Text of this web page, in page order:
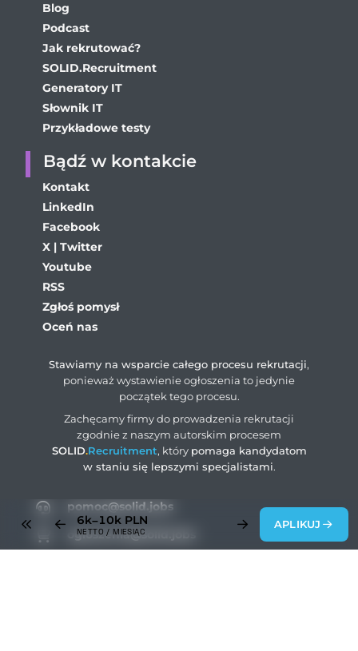
6k–10k PLN
NETTO / MIESIĄC
APLIKUJ
pomoc@solid.jobs
ogloszenia@solid.jobs
Blog
Podcast
Jak rekrutować?
SOLID.Recruitment
Generatory IT
Słownik IT
Przykładowe testy
Bądź w kontakcie
Kontakt
LinkedIn
Facebook
X | Twitter
Youtube
RSS
Zgłoś pomysł
Oceń nas
Stawiamy na wsparcie całego procesu rekrutacji,
ponieważ wystawienie ogłoszenia to jedynie
początek tego procesu.
Zachęcamy firmy do prowadzenia rekrutacji
zgodnie z naszym autorskim procesem
SOLID.Recruitment, który pomaga kandydatom
w staniu się lepszymi specjalistami.